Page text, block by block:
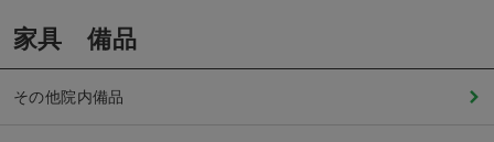
家具 備品
その他院内備品